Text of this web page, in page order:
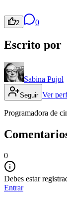
2 0
Escrito por
Sabina Pujol
Seguir Ver
Programadora de
0
Debes estar
Entrar